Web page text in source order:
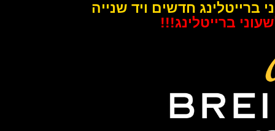
חדשים ויד שנייה
ברייטלינג!!!